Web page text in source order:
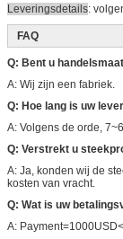
Leveringsdetails:
FAQ
Q: Bent u
A: Wij zijn een fabriek.
Q: Hoe lang is uw
A: Volgens de orde,
Q: Verstrekt u
A: Ja, konden wij de
kosten van vracht.
Q: Wat is uw
A: